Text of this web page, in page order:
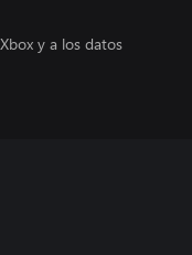
y a los datos